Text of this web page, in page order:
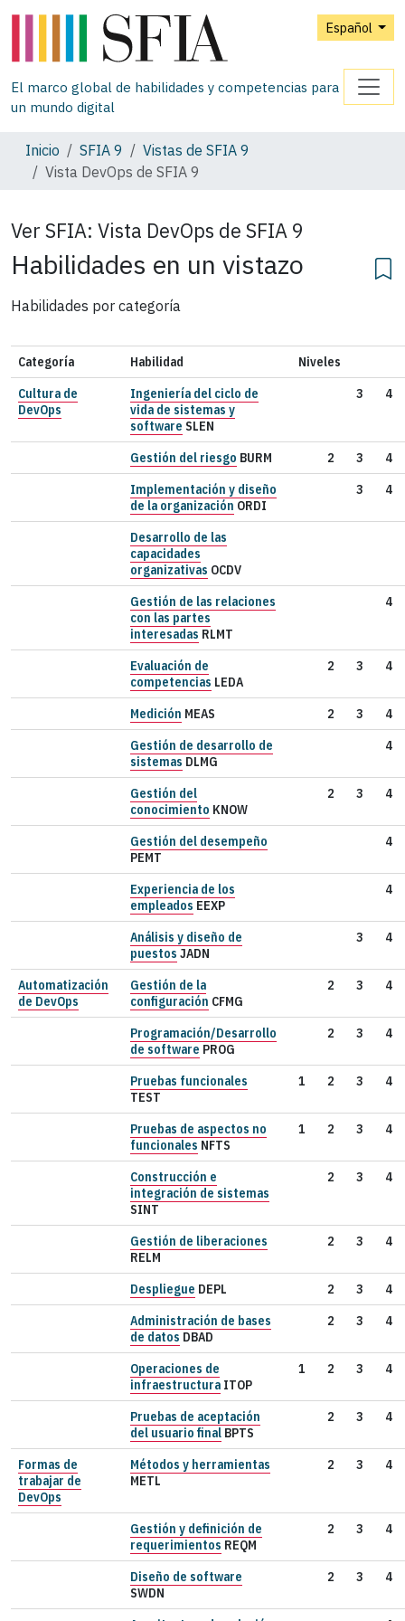
Español
El marco global de habilidades y competencias para
un mundo digital
Inicio SFIA 9
Vistas de SFIA 9
Vista DevOps de SFIA 9
Ver SFIA: Vista DevOps de SFIA 9
Habilidades en un vistazo
Habilidades por categoría
Categoría Habilidad
Niveles
Cultura de
DevOps
Ingeniería del ciclo de
vida de sistemas y
software SLEN
3 4
Gestión del riesgo BURM 2 3
4
Implementación y diseño
de la organización ORDI
3 4
Desarrollo de las
capacidades
organizativas OCDV
Gestión de las relaciones
con las partes
interesadas RLMT
4
Evaluación de
competencias LEDA
2 3 4
Medición MEAS 2 3
4
Gestión de desarrollo de
sistemas DLMG
4
Gestión del
conocimiento KNOW
2 3 4
Gestión del desempeño
PEMT
4
Experiencia de los
empleados EEXP
4
Análisis y diseño de
puestos JADN
3 4
Automatización
de DevOps
Gestión de la
configuración CFMG
2 3 4
Programación/Desarrollo
de software PROG
2 3 4
Pruebas funcionales
TEST
1 2 3 4
Pruebas de aspectos no
funcionales NFTS
1 2 3 4
Construcción e
integración de sistemas
SINT
2 3 4
Gestión de liberaciones
RELM
2 3 4
Despliegue DEPL 2 3
4
Administración de bases
de datos DBAD
2 3 4
Operaciones de
infraestructura ITOP
1 2 3 4
Pruebas de aceptación
del usuario final BPTS
2 3 4
Formas de
trabajar de
DevOps
Métodos y herramientas
METL
2 3 4
Gestión y definición de
requerimientos REQM
2 3 4
Diseño de software
SWDN
2 3 4